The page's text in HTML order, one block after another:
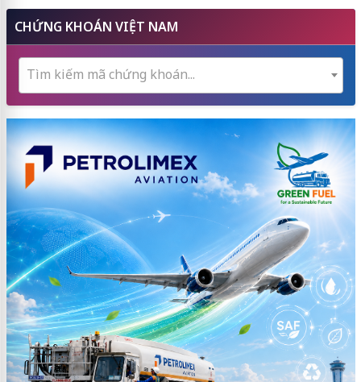
CHỨNG KHOÁN VIỆT NAM
Tìm kiếm mã chứng khoán...